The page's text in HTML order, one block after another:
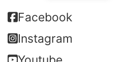
Facebook
Instagram